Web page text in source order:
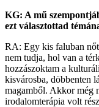
KG: A mű
ezt választottad
RA: Egy kis faluban
nem tudja, hol van a
hozzászoktam a
kisvárosba, döbbenten
magamből. Akkor még
irodalomterápia volt